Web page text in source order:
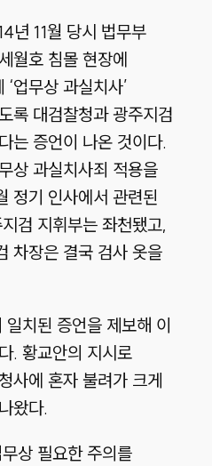
년 11월 당시 법무부
월호 침몰 현장에
업무상 과실치사’
록 대검찰청과 광주지검
는 증언이 나온 것이다.
상 과실치사죄 적용을
정기 인사에서 관련된
검 지휘부는 좌천됐고,
차장은 결국 검사 옷을
치된 증언을 제보해 이
. 황교안의 지시로
사에 혼자 불려가 크게
왔다.
상 필요한 주의를